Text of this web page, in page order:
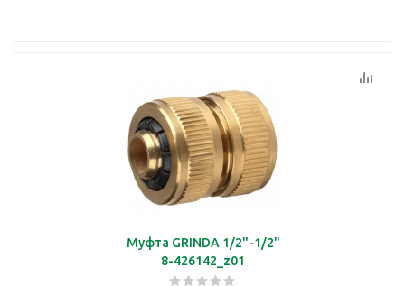
Муфта GRINDA 1/2"-1/2"
8-426142_z01